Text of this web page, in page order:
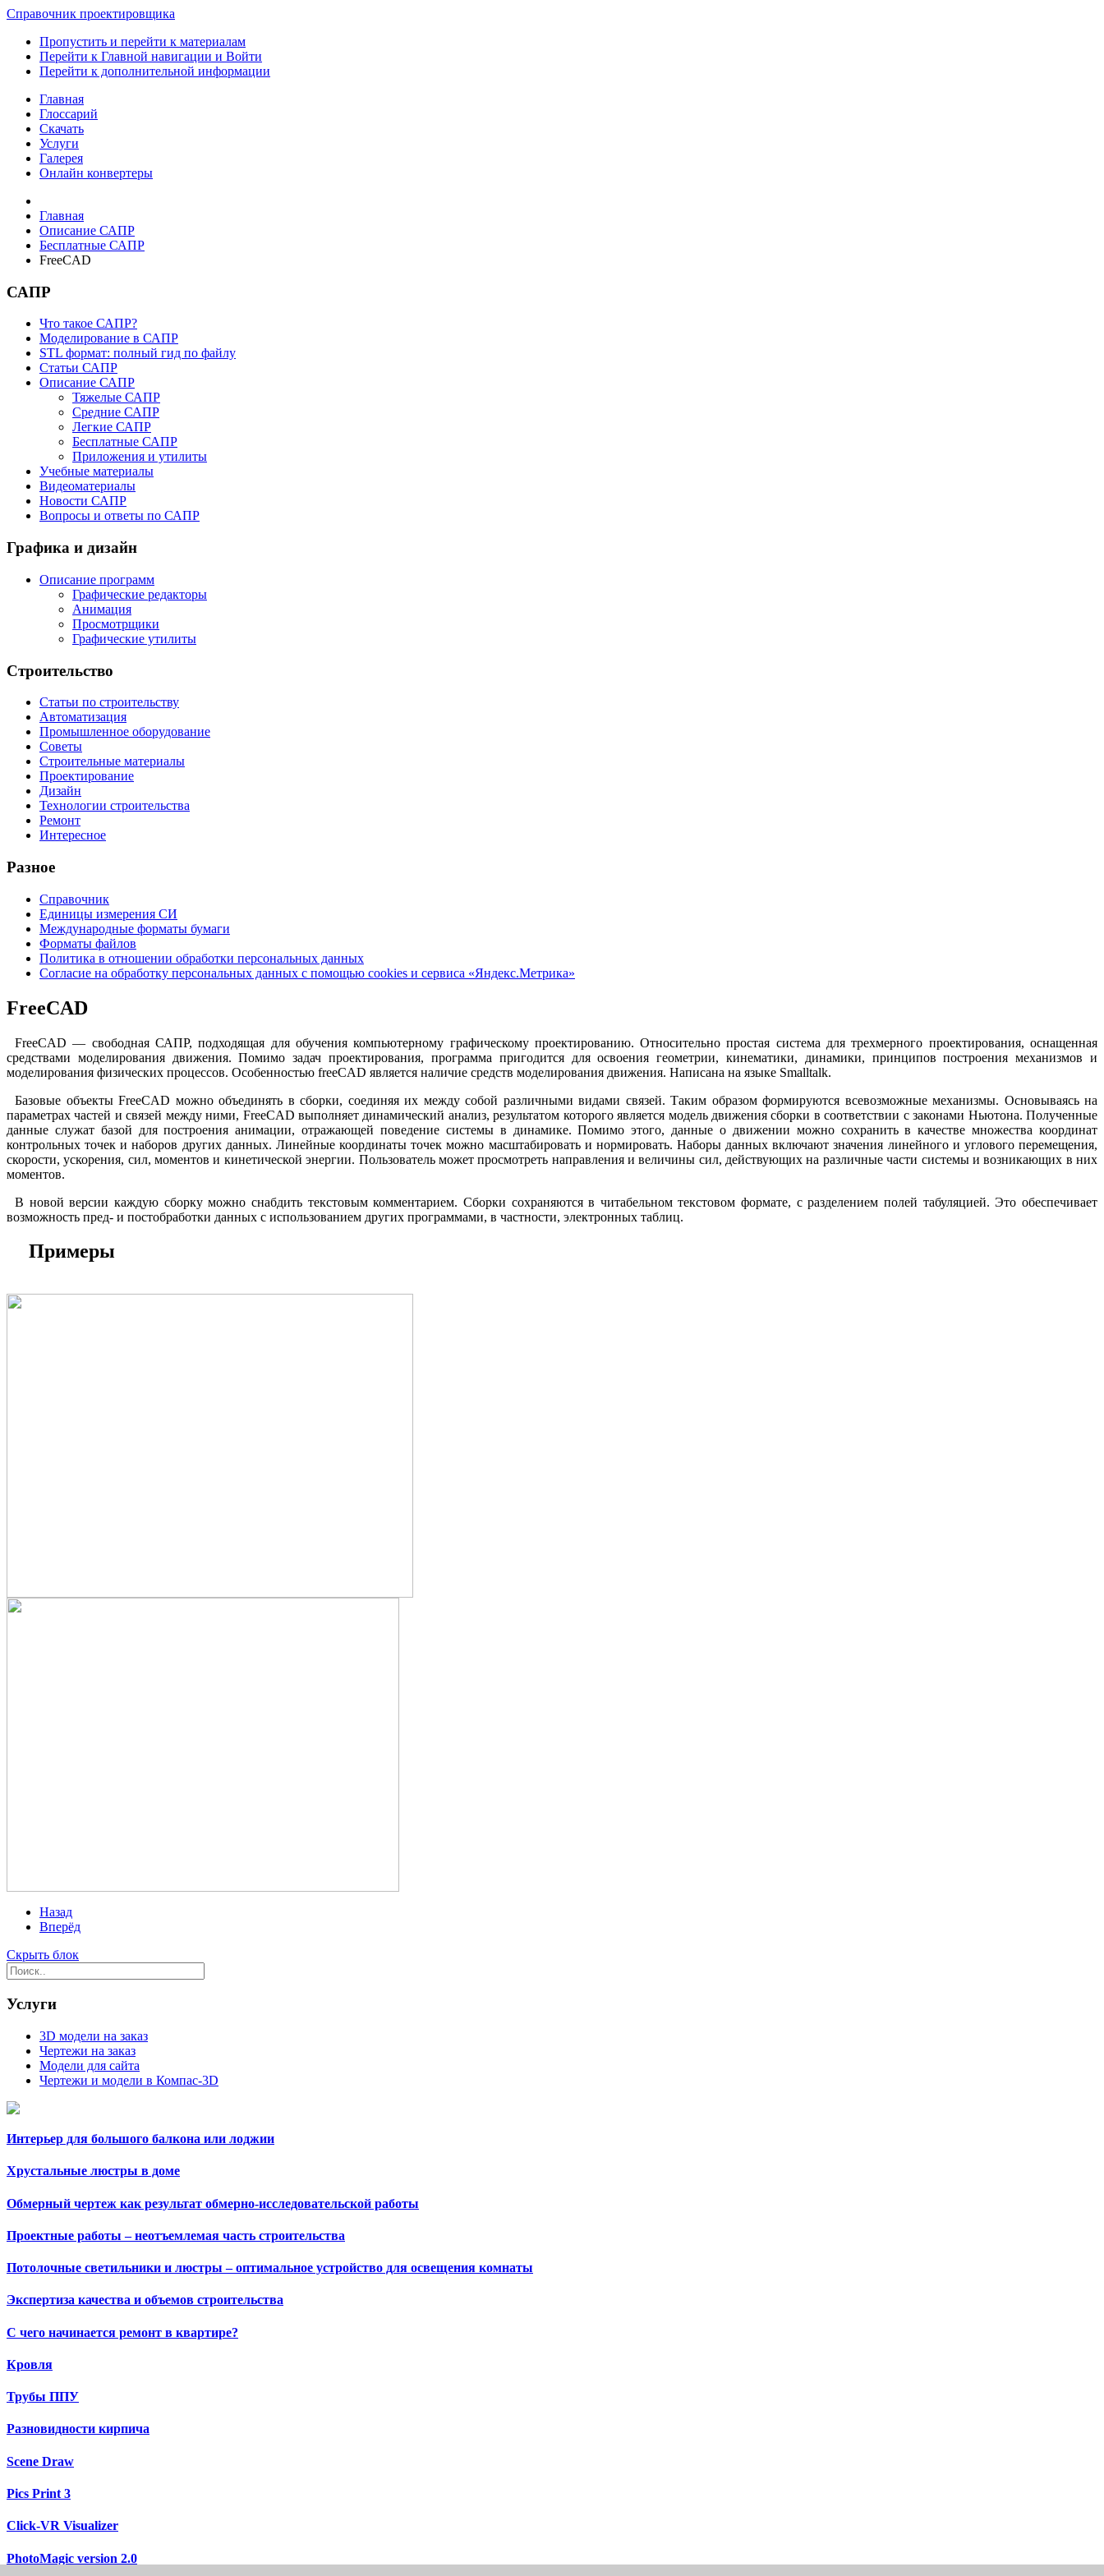
Справочник проектировщика
Пропустить и перейти к материалам
Перейти к Главной навигации и Войти
Перейти к дополнительной информации
Главная
Глоссарий
Скачать
Услуги
Галерея
Онлайн конвертеры
Главная
Описание САПР
Бесплатные САПР
FreeCAD
САПР
Что такое САПР?
Моделирование в САПР
STL формат: полный гид по файлу
Статьи САПР
Описание САПР
Тяжелые САПР
Средние САПР
Легкие САПР
Бесплатные САПР
Приложения и утилиты
Учебные материалы
Видеоматериалы
Новости САПР
Вопросы и ответы по САПР
Графика и дизайн
Описание программ
Графические редакторы
Анимация
Просмотрщики
Графические утилиты
Строительство
Статьи по строительству
Автоматизация
Промышленное оборудование
Советы
Строительные материалы
Проектирование
Дизайн
Технологии строительства
Ремонт
Интересное
Разное
Справочник
Единицы измерения СИ
Международные форматы бумаги
Форматы файлов
Политика в отношении обработки персональных данных
Согласие на обработку персональных данных с помощью cookies и сервиса «Яндекс.Метрика»
FreeCAD
FreeCAD — cвободная САПР, подходящая для обучения компьютерному графическому проектированию. Относительно простая система для трехмерного проектирования, оснащенная
средствами моделирования движения. Помимо задач проектирования, программа пригодится для освоения геометрии, кинематики, динамики, принципов построения механизмов и
моделирования физических процессов. Особенностью freeCAD является наличие средств моделирования движения. Написана на языке Smalltalk.
Базовые объекты FreeCAD можно объединять в сборки, соединяя их между собой различными видами связей. Таким образом формируются всевозможные механизмы. Основываясь на
параметрах частей и связей между ними, FreeCAD выполняет динамический анализ, результатом которого является модель движения сборки в соответствии с законами Ньютона. Полученные
данные служат базой для построения анимации, отражающей поведение системы в динамике. Помимо этого, данные о движении можно сохранить в качестве множества координат
контрольных точек и наборов других данных. Линейные координаты точек можно масштабировать и нормировать. Наборы данных включают значения линейного и углового перемещения,
скорости, ускорения, сил, моментов и кинетической энергии. Пользователь может просмотреть направления и величины сил, действующих на различные части системы и возникающих в них
моментов.
В новой версии каждую сборку можно снабдить текстовым комментарием. Сборки сохраняются в читабельном текстовом формате, с разделением полей табуляцией. Это обеспечивает
возможность пред- и постобработки данных с использованием других программами, в частности, электронных таблиц.
Примеры
Назад
Вперёд
Скрыть блок
Услуги
3D модели на заказ
Чертежи на заказ
Модели для сайта
Чертежи и модели в Компас-3D
Интерьер для большого балкона или лоджии
Хрустальные люстры в доме
Обмерный чертеж как результат обмерно-исследовательской работы
Проектные работы – неотъемлемая часть строительства
Потолочные светильники и люстры – оптимальное устройство для освещения комнаты
Экспертиза качества и объемов строительства
С чего начинается ремонт в квартире?
Кровля
Трубы ППУ
Разновидности кирпича
Scene Draw
Pics Print 3
Click-VR Visualizer
PhotoMagic version 2.0